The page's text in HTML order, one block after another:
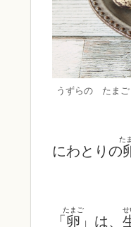
うずらの たまご
にわとりの
た
「 卵
たまご
」は、
せ